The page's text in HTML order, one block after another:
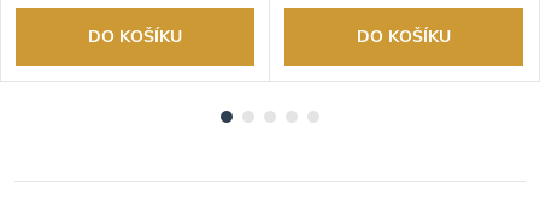
DO KOŠÍKU DO KOŠÍKU